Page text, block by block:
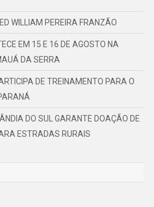
WILLIAM PEREIRA FRANZÃO
EM 15 E 16 DE AGOSTO NA
DA SERRA
DE TREINAMENTO PARA O
DO SUL GARANTE DOAÇÃO DE
ESTRADAS RURAIS